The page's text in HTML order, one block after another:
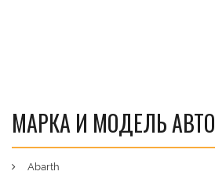
МАРКА И МОДЕЛЬ АВТО
Abarth